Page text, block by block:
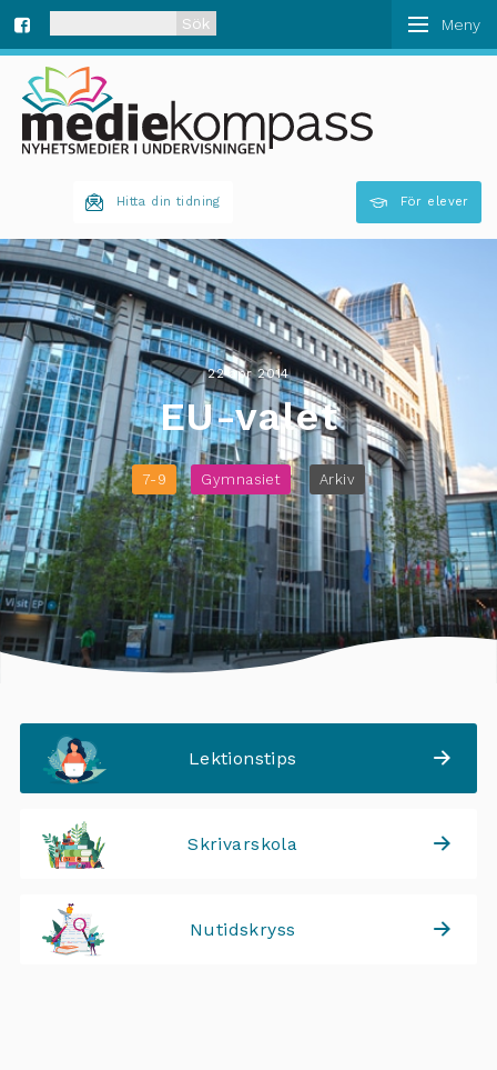
ce
När automatisk komplettering av resultat är
Hitta din tidning För elever
22 apr 2014
EU-valet
7-9 Gymnasiet Arkiv
Lektionstips
Skrivarskola
Nutidskryss